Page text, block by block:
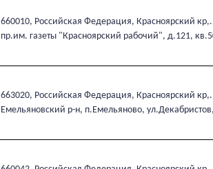
660010, Российская Федерация, Красноярский кр,.
пр.им. газеты "Красноярский рабочий", д.121,
663020, Российская Федерация, Красноярский кр,.
Емельяновский р-н, п.Емельяново,